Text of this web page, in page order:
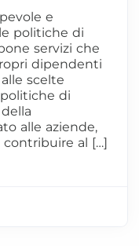
e
politiche di
servizi che
dipendenti
scelte
di
alle aziende,
al […]